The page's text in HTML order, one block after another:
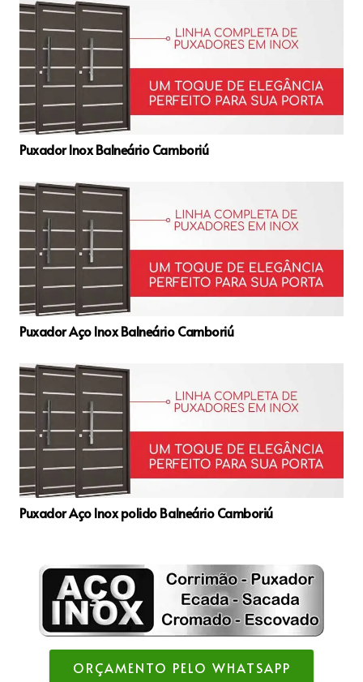
Puxador Inox Balneário Camboriú
Puxador Aço Inox Balneário Camboriú
Puxador Aço Inox polido Balneário Camboriú
ORÇAMENTO PELO WHATSAPP